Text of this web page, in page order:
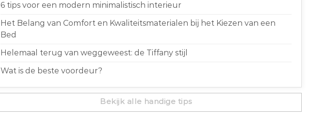
6 tips voor een modern minimalistisch interieur
Het Belang van Comfort en Kwaliteitsmaterialen bij het Kiezen van een
Bed
Helemaal terug van weggeweest: de Tiffany stijl
Wat is de beste voordeur?
Bekijk alle handige tips